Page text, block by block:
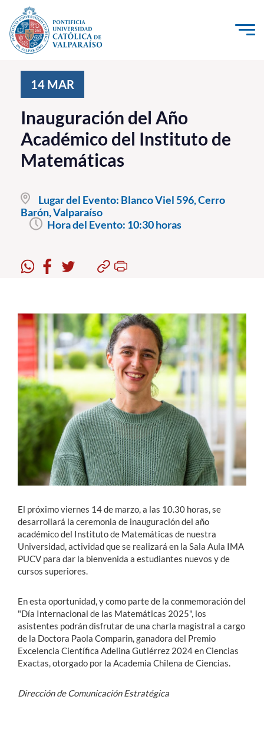
Click acá para ir directamente al contenido
Investigación, Creación e Innovación
PUCV Internacional
Vinculación con el Medio
Pregrado
Postgrado
Formación Continua
Académicos
Funcionarios
Alumni
English
14 MAR
Inauguración del Año
Académico del Instituto de
Matemáticas
Lugar del Evento: Blanco Viel 596, Cerro
Barón, Valparaíso
Hora del Evento: 10:30 horas
El próximo viernes 14 de marzo, a las 10.30 horas, se
desarrollará la ceremonia de inauguración del año
académico del Instituto de Matemáticas de nuestra
Universidad, actividad que se realizará en la Sala Aula IMA
PUCV para dar la bienvenida a estudiantes nuevos y de
cursos superiores.
En esta oportunidad, y como parte de la conmemoración del
"Día Internacional de las Matemáticas 2025", los
asistentes podrán disfrutar de una charla magistral a cargo
de la Doctora Paola Comparin, ganadora del Premio
Excelencia Científica Adelina Gutiérrez 2024 en Ciencias
Exactas, otorgado por la Academia Chilena de Ciencias.
Dirección de Comunicación Estratégica